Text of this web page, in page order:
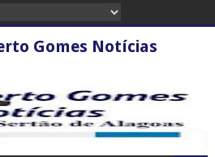
Gomes Notícias